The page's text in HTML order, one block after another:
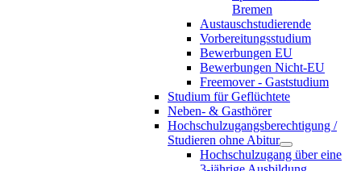
Bremen
Austauschstudierende
Vorbereitungsstudium
Bewerbungen EU
Bewerbungen Nicht-EU
Freemover - Gaststudium
Studium für Geflüchtete
Neben- & Gasthörer
Hochschulzugangsberechtigung /
Studieren ohne Abitur
Hochschulzugang über eine